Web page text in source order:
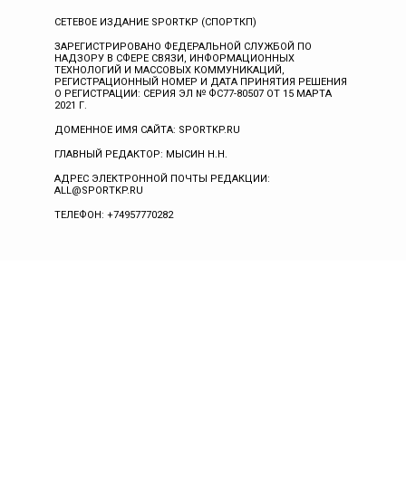
СЕТЕВОЕ ИЗДАНИЕ SPORTKP (СПОРТКП)
ЗАРЕГИСТРИРОВАНО ФЕДЕРАЛЬНОЙ СЛУЖБОЙ ПО
НАДЗОРУ В СФЕРЕ СВЯЗИ, ИНФОРМАЦИОННЫХ
ТЕХНОЛОГИЙ И МАССОВЫХ КОММУНИКАЦИЙ,
РЕГИСТРАЦИОННЫЙ НОМЕР И ДАТА ПРИНЯТИЯ РЕШЕНИЯ
О РЕГИСТРАЦИИ: СЕРИЯ ЭЛ № ФС77-80507 ОТ 15 МАРТА
2021 Г.
ДОМЕННОЕ ИМЯ САЙТА: SPORTKP.RU
ГЛАВНЫЙ РЕДАКТОР: МЫСИН Н.Н.
АДРЕС ЭЛЕКТРОННОЙ ПОЧТЫ РЕДАКЦИИ:
ALL@SPORTKP.RU
ТЕЛЕФОН: +74957770282